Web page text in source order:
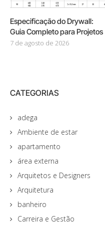
Especificação do Drywall:
Guia Completo para Projetos
7 de agosto de 2026
CATEGORIAS
adega
Ambiente de estar
apartamento
área externa
Arquitetos e Designers
Arquitetura
banheiro
Carreira e Gestão